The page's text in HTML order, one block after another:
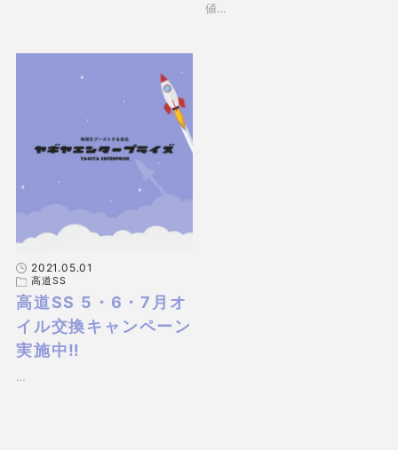
値…
2021.05.01
高道SS
高道SS 5・6・7月オ
イル交換キャンペーン
実施中‼
…